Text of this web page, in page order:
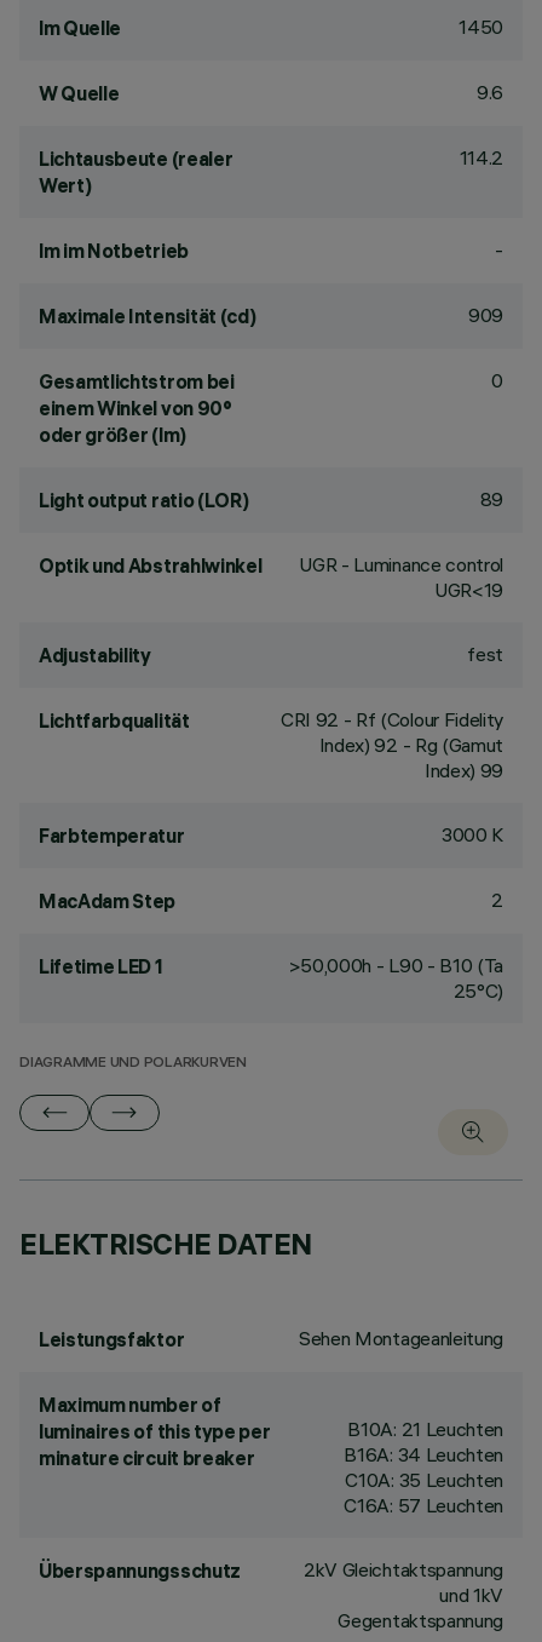
lm Quelle 1450
W Quelle 9.6
Lichtausbeute (realer
Wert)
114.2
lm im Notbetrieb -
Maximale Intensität (cd) 909
Gesamtlichtstrom bei
einem Winkel von 90°
oder größer (lm)
0
Light output ratio (LOR) 89
Optik und Abstrahlwinkel
UGR - Luminance control
UGR<19
Adjustability fest
Lichtfarbqualität CRI 92 - Rf (Colour Fidelity
Index) 92 - Rg (Gamut
Index) 99
Farbtemperatur 3000 K
MacAdam Step 2
Lifetime LED 1
>50,000h - L90 - B10 (Ta
25°C)
DIAGRAMME UND POLARKURVEN
ELEKTRISCHE DATEN
Leistungsfaktor Sehen Montageanleitung
Maximum number of
luminaires of this type per
minature circuit breaker
B10A: 21 Leuchten
B16A: 34 Leuchten
C10A: 35 Leuchten
C16A: 57 Leuchten
Überspannungsschutz
2kV Gleichtaktspannung
und 1kV
Gegentaktspannung